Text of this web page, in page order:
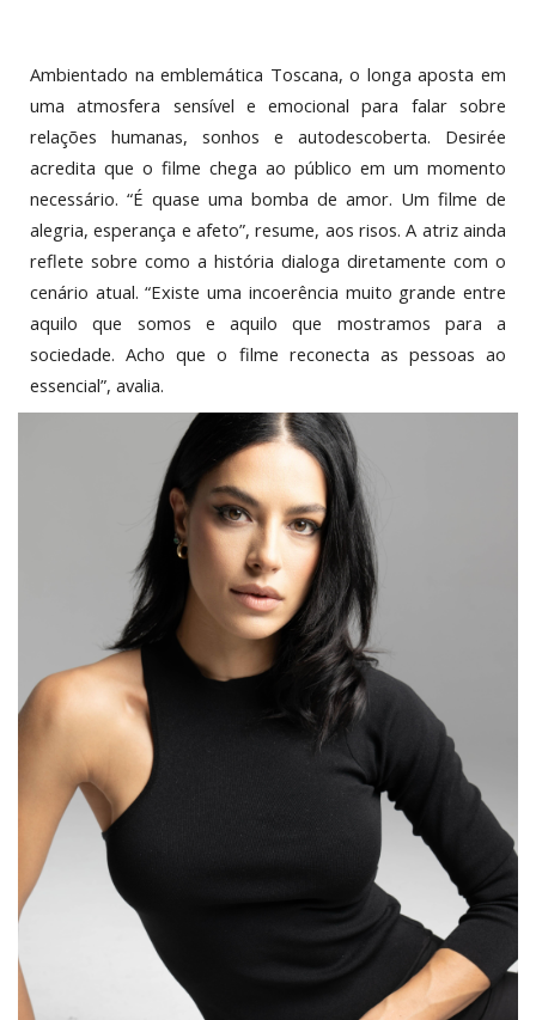
Ambientado na emblemática Toscana, o longa aposta em
uma atmosfera sensível e emocional para falar sobre
relações humanas, sonhos e autodescoberta. Desirée
acredita que o filme chega ao público em um momento
necessário. “É quase uma bomba de amor. Um filme de
alegria, esperança e afeto”, resume, aos risos. A atriz ainda
reflete sobre como a história dialoga diretamente com o
cenário atual. “Existe uma incoerência muito grande entre
aquilo que somos e aquilo que mostramos para a
sociedade. Acho que o filme reconecta as pessoas ao
essencial”, avalia.